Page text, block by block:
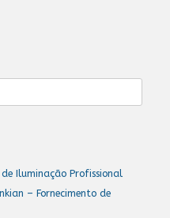
Iluminação Profissional
– Fornecimento de